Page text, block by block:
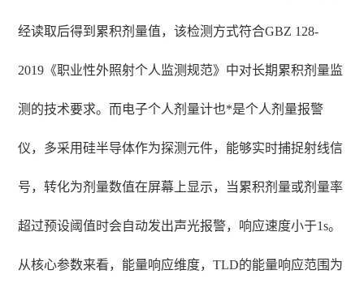
经读取后得到累积剂量值，该检测方式符合GBZ 128-
2019《职业性外照射个人监测规范》中对长期累积剂量监
测的技术要求。而电子个人剂量计也*是个人剂量报警
仪，多采用硅半导体作为探测元件，能够实时捕捉射线信
号，转化为剂量数值在屏幕上显示，当累积剂量或剂量率
超过预设阈值时会自动发出声光报警，响应速度小于1s。
从核心参数来看，能量响应维度，TLD的能量响应范围为